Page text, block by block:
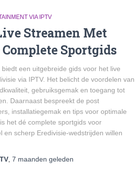
VIA IPTV
Streamen Met
Sportgids
een uitgebreide gids voor het live
via IPTV. Het belicht de voordelen van
gebruiksgemak en toegang tot
Daarnaast bespreekt de post
installatiegemak en tips voor optimale
het dé complete sportgids voor
en scherp Eredivisie-wedstrijden willen
7 maanden geleden